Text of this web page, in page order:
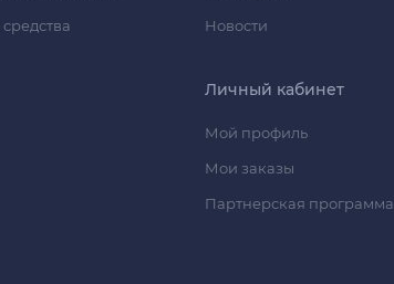
Новости
Личный кабинет
Мой профиль
Мои заказы
Партнерская программа